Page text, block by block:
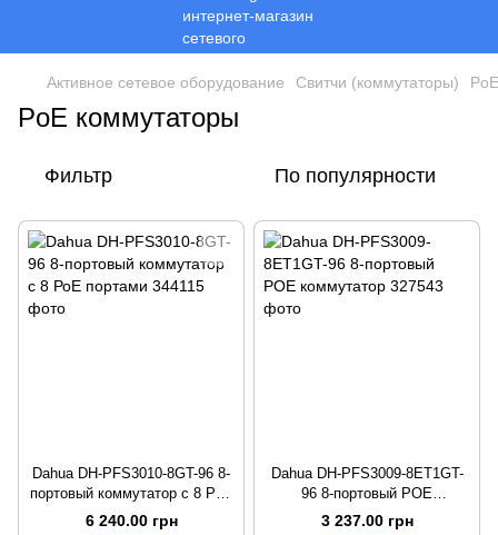
Активное сетевое оборудование Свитчи (коммутаторы)
PoE коммутаторы
Фильтр По популярности
Dahua DH-PFS3010-8GT-96 8-
портовый коммутатор с 8 РоЕ
портами
6 240.00 грн
Dahua DH-PFS3009-8ET1GT-
96 8-портовый POE
коммутатор
3 237.00 грн